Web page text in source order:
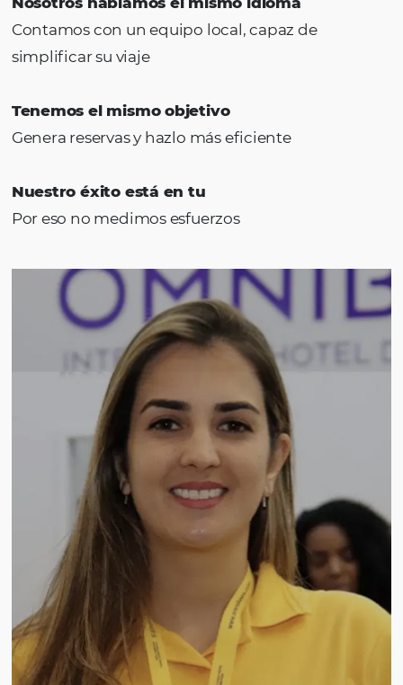
Nuestro equipo
Somos un equipo formado por +500
Contamos con especialistas en
desarrollan soluciones completas e
innovadoras para el turismo. E
stamos en
constante evolución y formación continua
entregar excelentes resultados y
Somos una empresa especializada en
apasionada por brindar excelentes
Cuente con nuestra experiencia para
ventas y aumentar la eficiencia de su
Especializados en tu negocio
Contamos con un equipo de especialistas
hotelería y distribución